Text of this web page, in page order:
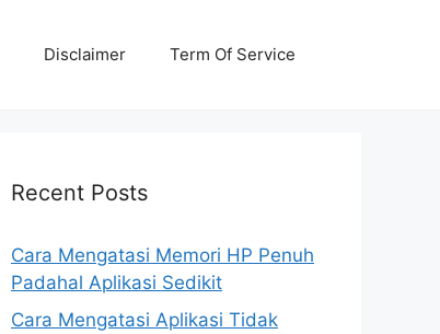
Disclaimer Term Of Service
Recent Posts
Cara Mengatasi Memori HP Penuh
Padahal Aplikasi Sedikit
Cara Mengatasi Aplikasi Tidak